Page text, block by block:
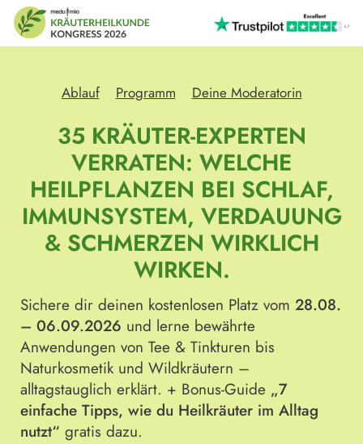
Ablauf Programm Deine Moderatorin
35 KRÄUTER-EXPERTEN
VERRATEN: WELCHE
HEILPFLANZEN BEI SCHLAF,
IMMUNSYSTEM, VERDAUUNG
& SCHMERZEN WIRKLICH
WIRKEN.
Sichere dir deinen kostenlosen Platz vom 28.08.
– 06.09.2026 und lerne bewährte
Anwendungen von Tee & Tinkturen bis
Naturkosmetik und Wildkräutern –
alltagstauglich erklärt. + Bonus-Guide „7
einfache Tipps, wie du Heilkräuter im Alltag
nutzt“ gratis dazu.